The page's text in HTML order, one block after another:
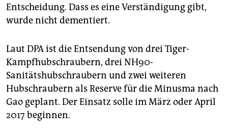
Entscheidung. Dass es eine Verständigung gibt,
wurde nicht dementiert.
Laut DPA ist die Entsendung von drei Tiger-
Kampfhubschraubern, drei NH90-
Sanitätshubschraubern und zwei weiteren
Hubschraubern als Reserve für die Minusma nach
Gao geplant. Der Einsatz solle im März oder April
2017 beginnen.